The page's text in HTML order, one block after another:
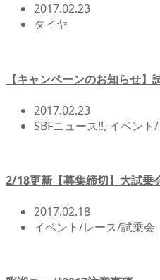
2017.02.23
タイヤ
【キャンペーンのお知らせ
2017.02.23
SBFニュース!!, イベント
2/18更新【募集締切】大試乗
2017.02.18
イベント/レース/試乗会